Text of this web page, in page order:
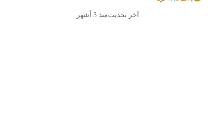
آخر تحديثمنذ 3 أشهر